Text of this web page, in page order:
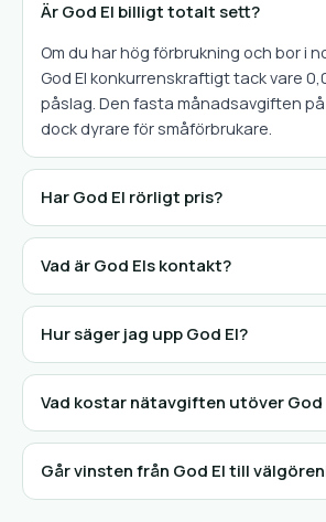
Är God El billigt totalt sett?
Om du har hög förbrukning och bor i
God El konkurrenskraftigt tack vare
påslag. Den fasta månadsavgiften
dock dyrare för småförbrukare.
Har God El rörligt pris?
Vad är God Els kontakt?
Hur säger jag upp God El?
Vad kostar nätavgiften utöver God
Går vinsten från God El till